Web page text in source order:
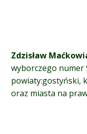
Zdzisław Maćkow
wyborczego numer
powiaty:gostyński,
oraz miasta na